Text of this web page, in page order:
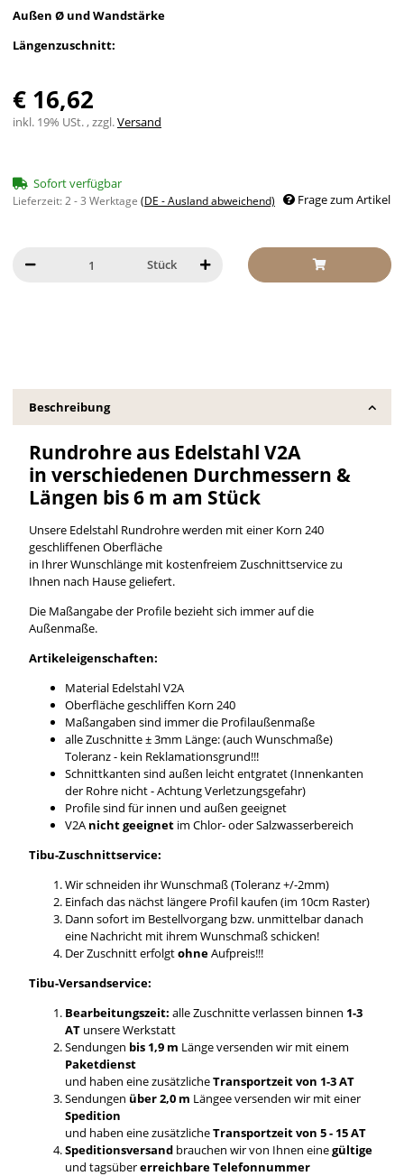
Außen Ø und Wandstärke
Längenzuschnitt:
€ 16,62
inkl. 19% USt. , zzgl.Versand
Sofort verfügbar
Lieferzeit:2 - 3 Werktage (DE - Ausland abweichend) Frage zum Artikel
Stück
Beschreibung
Rundrohre aus Edelstahl V2A
in verschiedenen Durchmessern &
Längen bis 6 m am Stück
Unsere Edelstahl Rundrohre werden mit einer Korn 240
geschliffenen Oberfläche
in Ihrer Wunschlänge mit kostenfreiem Zuschnittservice zu
Ihnen nach Hause geliefert.
Die Maßangabe der Profile bezieht sich immer auf die
Außenmaße.
Artikeleigenschaften:
Material Edelstahl V2A
Oberfläche geschliffen Korn 240
Maßangaben sind immer die Profilaußenmaße
alle Zuschnitte ± 3mm Länge: (auch Wunschmaße)
Toleranz - kein Reklamationsgrund!!!
Schnittkanten sind außen leicht entgratet (Innenkanten
der Rohre nicht - Achtung Verletzungsgefahr)
Profile sind für innen und außen geeignet
V2A nicht geeignet im Chlor- oder Salzwasserbereich
Tibu-Zuschnittservice:
Wir schneiden ihr Wunschmaß (Toleranz +/-2mm)
Einfach das nächst längere Profil kaufen (im 10cm Raster)
Dann sofort im Bestellvorgang bzw. unmittelbar danach
eine Nachricht mit ihrem Wunschmaß schicken!
Der Zuschnitt erfolgtohneAufpreis!!!
Tibu-Versandservice:
Bearbeitungszeit: alle Zuschnitte verlassen binnen 1-3
AT unsere Werkstatt
Sendungen bis 1,9 m Länge versenden wir mit einem
Paketdienst
und haben eine zusätzlicheTransportzeit von 1-3 AT
Sendungen über 2,0 m Längee versenden wir mit einer
Spedition
und haben eine zusätzlicheTransportzeit von 5 - 15 AT
Speditionsversandbrauchen wir von Ihnen einegültige
und tagsübererreichbare Telefonnummer